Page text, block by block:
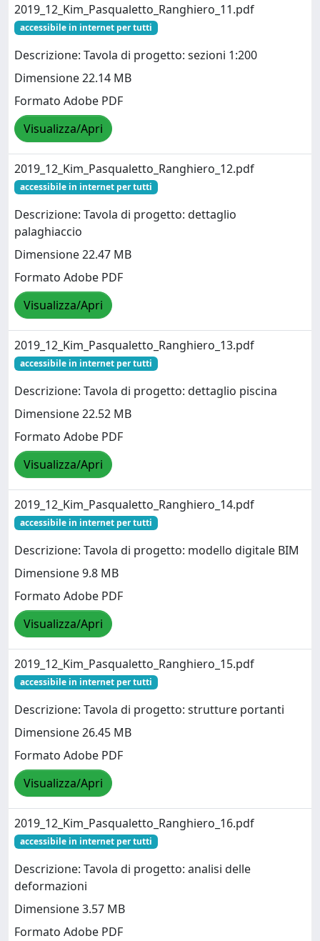
2019_12_Kim_Pasqualetto_Ranghiero_11.pdf
accessibile in internet per tutti
Descrizione: Tavola di progetto: sezioni 1:200
Dimensione 22.14 MB
Formato Adobe PDF
Visualizza/Apri
2019_12_Kim_Pasqualetto_Ranghiero_12.pdf
accessibile in internet per tutti
Descrizione: Tavola di progetto: dettaglio
palaghiaccio
Dimensione 22.47 MB
Formato Adobe PDF
Visualizza/Apri
2019_12_Kim_Pasqualetto_Ranghiero_13.pdf
accessibile in internet per tutti
Descrizione: Tavola di progetto: dettaglio piscina
Dimensione 22.52 MB
Formato Adobe PDF
Visualizza/Apri
2019_12_Kim_Pasqualetto_Ranghiero_14.pdf
accessibile in internet per tutti
Descrizione: Tavola di progetto: modello digitale BIM
Dimensione 9.8 MB
Formato Adobe PDF
Visualizza/Apri
2019_12_Kim_Pasqualetto_Ranghiero_15.pdf
accessibile in internet per tutti
Descrizione: Tavola di progetto: strutture portanti
Dimensione 26.45 MB
Formato Adobe PDF
Visualizza/Apri
2019_12_Kim_Pasqualetto_Ranghiero_16.pdf
accessibile in internet per tutti
Descrizione: Tavola di progetto: analisi delle
deformazioni
Dimensione 3.57 MB
Formato Adobe PDF